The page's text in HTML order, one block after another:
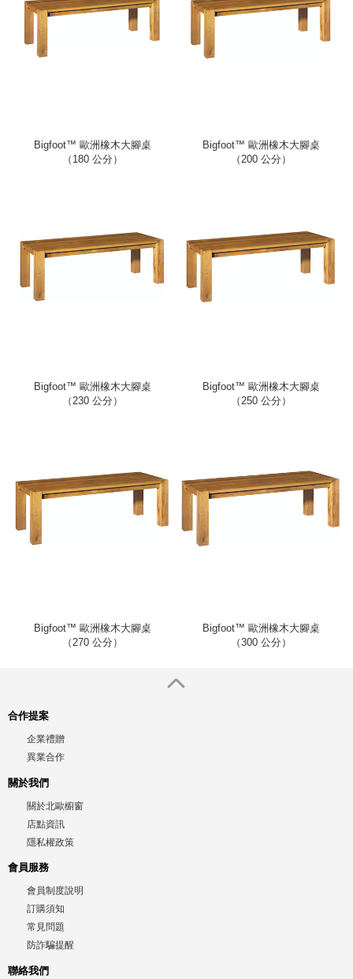
Bigfoot™ 歐洲橡木大腳桌
（180 公分）
Bigfoot™ 歐洲橡木大腳桌
（200 公分）
Bigfoot™ 歐洲橡木大腳桌
（230 公分）
Bigfoot™ 歐洲橡木大腳桌
（250 公分）
Bigfoot™ 歐洲橡木大腳桌
（270 公分）
Bigfoot™ 歐洲橡木大腳桌
（300 公分）
合作提案
企業禮贈
異業合作
關於我們
關於北歐櫥窗
店點資訊
隱私權政策
會員服務
會員制度說明
訂購須知
常見問題
防詐騙提醒
聯絡我們